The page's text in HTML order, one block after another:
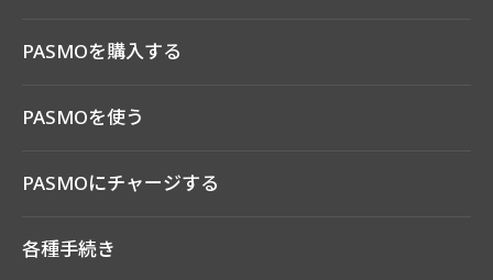
PASMOを購入する
PASMOを使う
PASMOにチャージする
各種手続き